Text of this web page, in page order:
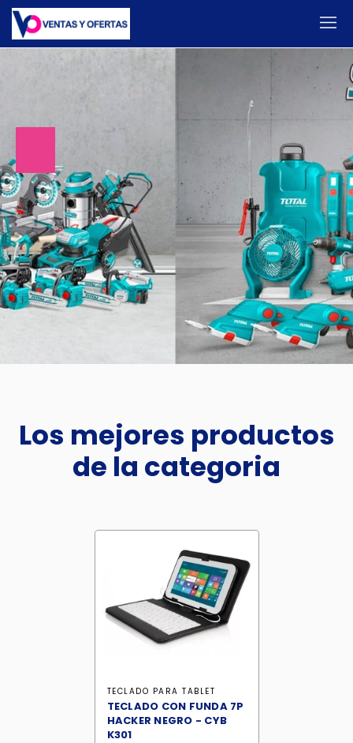
Los mejores productos
de la categoria
TECLADO PARA TABLET
TECLADO CON FUNDA 7P
HACKER NEGRO - CYB
K301